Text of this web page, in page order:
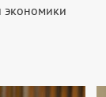
экономики